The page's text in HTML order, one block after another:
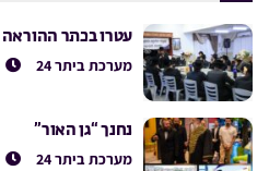
עטרו בכתר ההוראה
מערכת ביתר 24
נחנך “גן האור”
מערכת ביתר 24